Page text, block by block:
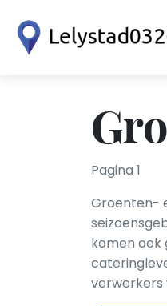
Pagina 1
Groenten-
komen ook
verwerkers